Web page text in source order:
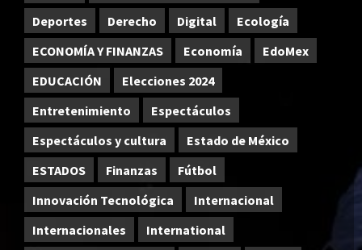
Deportes
Derecho Digital
Ecología
ECONOMÍA Y FINANZAS
Economía
EdoMex
EDUCACIÓN
Elecciones 2024
Entretenimiento
Espectáculos
Espectáculos y cultura
Estado de México
ESTADOS
Finanzas
Fútbol
Innovación Tecnológica
Internacional
Internacionales
International